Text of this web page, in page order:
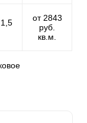
от 2843
руб.
кв.м.